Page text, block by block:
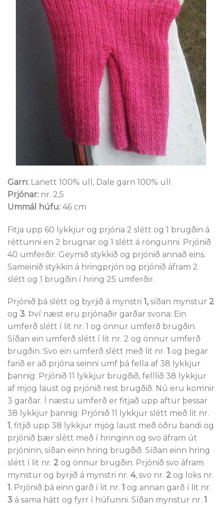
Garn: Lanett 100% ull, Dale garn 100% ull
Prjónar: nr. 2,5
Ummál húfu: 46 cm
Fitja upp 60 lykkjur og prjóna 2 slétt og 1 brugðin á
réttunni en 2 brugnar og 1 slétt á röngunni. Prjónið
40 umferðir. Geymið stykkið og prjónið annað eins.
Sameinið stykkin á hringprjón og prjónið áfram 2
slétt og 1 brugðin í hring 25 umferðir.
Prjónið þá slétt og byrjið á mynstri 1,síðan mynstur 2
og 3. Því næst eru prjónaðir garðar svona: Ein
umferð slétt í lit nr. 1 og önnur umferð brugðin.
Síðan ein umferð slétt í lit nr. 2 og önnur umferð
brugðin. Svo ein umferð slétt með lit nr. 1 og þegar
farið er að prjóna seinni umf þá fella af 38 lykkjur
þannig: Prjónið 11 lykkjur brugðið, felllið 38 lykkjur
af mjög laust og prjónið rest brugðið. Nú eru komnir
3 garðar. Í næstu umferð er fitjað upp aftur þessar
38 lykkjur þannig: Prjónið 11 lykkjur slétt með lit nr.
1 , fitjið upp 38 lykkjur mjög laust með öðru bandi og
prjónið þær slétt með í hringinn og svo áfram út
prjóninn, síðan einn hring brugðið. Síðan einn hring
slétt í lit nr. 2 og önnur brugðin. Prjónið svo áfram
mynstur og byrjið á mynstri nr. 4, svo nr. 2 og loks nr.
1. Prjónið þá einn garð í lit nr. 1 og annan garð í lit nr.
3 á sama hátt og fyrr í húfunni. Síðan mynstur nr. 1